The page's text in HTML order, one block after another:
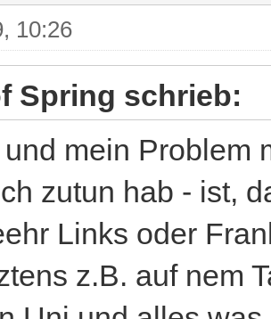
10:26
Spring schrieb:
mein Problem
zutun hab - ist,
Links oder
z.B. auf nem